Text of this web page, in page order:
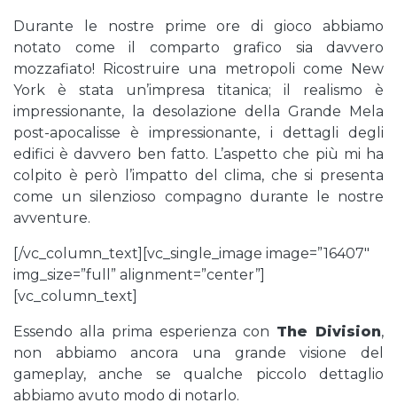
Durante le nostre prime ore di gioco abbiamo
notato come il comparto grafico sia davvero
mozzafiato! Ricostruire una metropoli come New
York è stata un’impresa titanica; il realismo è
impressionante, la desolazione della Grande Mela
post-apocalisse è impressionante, i dettagli degli
edifici è davvero ben fatto. L’aspetto che più mi ha
colpito è però l’impatto del clima, che si presenta
come un silenzioso compagno durante le nostre
avventure.
[/vc_column_text][vc_single_image image=”16407″
img_size=”full” alignment=”center”]
[vc_column_text]
Essendo alla prima esperienza con The Division,
non abbiamo ancora una grande visione del
gameplay, anche se qualche piccolo dettaglio
abbiamo avuto modo di notarlo.